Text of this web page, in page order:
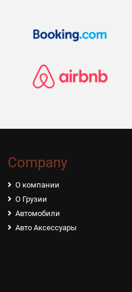
Company
О компании
О Грузии
Автомобили
Авто Аксессуары